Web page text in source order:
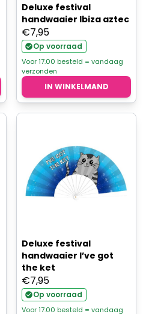
Deluxe festival
handwaaier Ibiza aztec
€7,95
Op voorraad
Voor 17.00 besteld = vandaag
verzonden
IN WINKELMAND
Deluxe festival
handwaaier I’ve got
the ket
€7,95
Op voorraad
Voor 17.00 besteld = vandaag